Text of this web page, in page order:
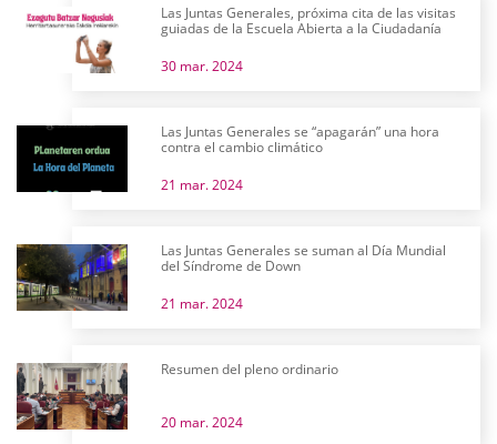
Las Juntas Generales, próxima cita de las visitas
guiadas de la Escuela Abierta a la Ciudadanía
30 mar. 2024
Las Juntas Generales se “apagarán” una hora
contra el cambio climático
21 mar. 2024
Las Juntas Generales se suman al Día Mundial
del Síndrome de Down
21 mar. 2024
Resumen del pleno ordinario
20 mar. 2024